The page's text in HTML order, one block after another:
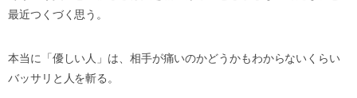
最近つくづく思う。
本当に「優しい人」は、相手が痛いのかどうかもわからないくらい
バッサリと人を斬る。